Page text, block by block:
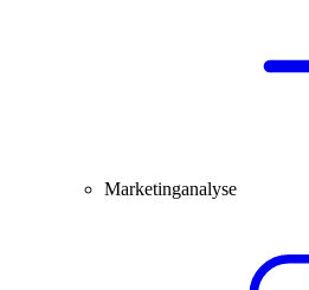
Marketinganalyse